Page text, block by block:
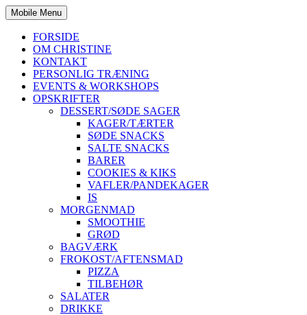
Mobile Menu
FORSIDE
OM CHRISTINE
KONTAKT
PERSONLIG TRÆNING
EVENTS & WORKSHOPS
OPSKRIFTER
DESSERT/SØDE SAGER
KAGER/TÆRTER
SØDE SNACKS
SALTE SNACKS
BARER
COOKIES & KIKS
VAFLER/PANDEKAGER
IS
MORGENMAD
SMOOTHIE
GRØD
BAGVÆRK
FROKOST/AFTENSMAD
PIZZA
TILBEHØR
SALATER
DRIKKE